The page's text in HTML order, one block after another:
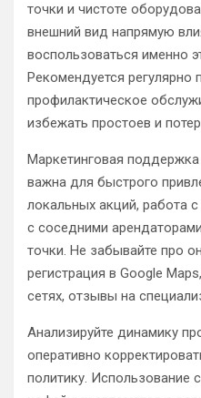
точки и чистоте
внешний вид напрямую
воспользоваться именно
Рекомендуется регулярно
профилактическое
избежать простоев и
Маркетинговая
важна для быстрого
локальных акций, работа
с соседними
точки. Не забывайте про
регистрация в Google
сетях, отзывы на
Анализируйте динамику
оперативно
политику. Использование